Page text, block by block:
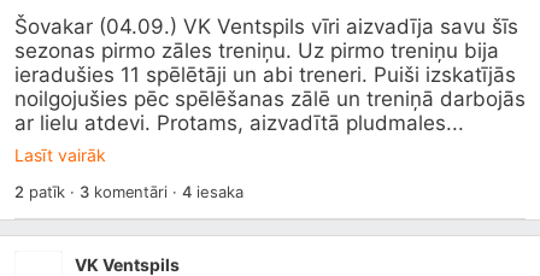
Šovakar (04.09.) VK Ventspils vīri aizvadīja savu šīs
sezonas pirmo zāles treniņu. Uz pirmo treniņu bija
ieradušies 11 spēlētāji un abi treneri. Puiši izskatījās
noilgojušies pēc spēlēšanas zālē un treniņā darbojās
ar lielu atdevi. Protams, aizvadītā pludmales...
Lasīt vairāk
2 patīk · 3komentāri · 4 iesaka
VK Ventspils